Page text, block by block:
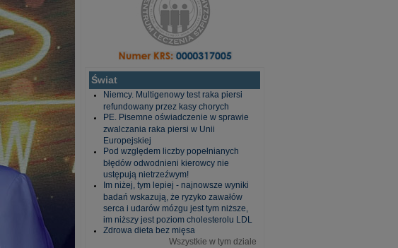
Świat
Niemcy. Multigenowy test raka piersi
refundowany przez kasy chorych
PE. Pisemne oświadczenie w sprawie
zwalczania raka piersi w Unii
Europejskiej
Pod względem liczby popełnianych
błędów odwodnieni kierowcy nie
ustępują nietrzeźwym!
Im niżej, tym lepiej - najnowsze wyniki
badań wskazują, że ryzyko zawałów
serca i udarów mózgu jest tym niższe,
im niższy jest poziom cholesterolu LDL
Zdrowa dieta bez mięsa
Wszystkie w tym dziale